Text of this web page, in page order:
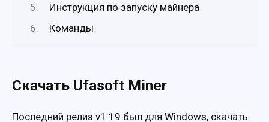
Инструкция по запуску майнера
Команды
Скачать Ufasoft Miner
Последний релиз v1.19 был для Windows, скачать